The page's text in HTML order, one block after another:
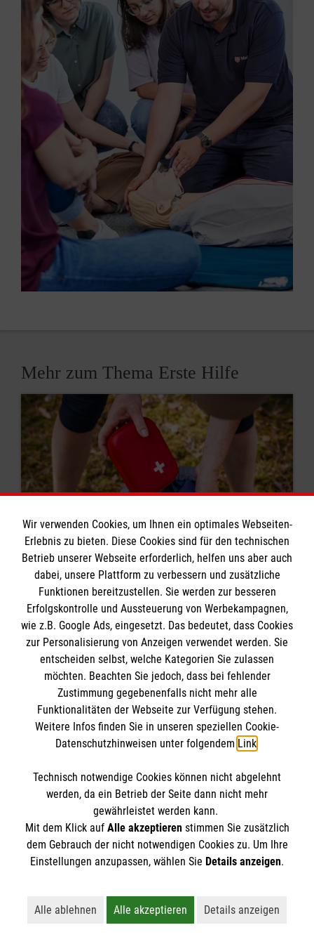
Mehr zum Thema Erste Hilfe
8 Erste-Hilfe-Mythen
Rund um das Thema Erste Hilfe kursieren viele
Mythen. Was stimmt? Was ist überholt? Wir
klären auf.
Erste Hilfe bei älteren Menschen
Wir verwenden Cookies, um Ihnen ein optimales Webseiten-
Erlebnis zu bieten. Diese Cookies sind für den technischen
Betrieb unserer Webseite erforderlich, helfen uns aber auch
dabei, unsere Plattform zu verbessern und zusätzliche
Funktionen bereitzustellen. Sie werden zur besseren
Erfolgskontrolle und Aussteuerung von Werbekampagnen,
wie z.B. Google Ads, eingesetzt. Das bedeutet, dass Cookies
zur Personalisierung von Anzeigen verwendet werden. Sie
entscheiden selbst, welche Kategorien Sie zulassen
möchten. Beachten Sie jedoch, dass bei fehlender
Zustimmung gegebenenfalls nicht mehr alle
Funktionalitäten der Webseite zur Verfügung stehen.
Weitere Infos finden Sie in unseren speziellen Cookie-
Datenschutzhinweisen unter folgendem Link.
Technisch notwendige Cookies können nicht abgelehnt
werden, da ein Betrieb der Seite dann nicht mehr
gewährleistet werden kann.
Mit dem Klick auf Alle akzeptierenstimmen Sie zusätzlich
dem Gebrauch der nicht notwendigen Cookies zu. Um Ihre
Einstellungen anzupassen, wählen Sie Details anzeigen.
Alle ablehnen
Lehnt alle nicht-essentiellen Cookies ab
Alle akzeptieren
Akzeptiert alle Cookies
Details anzeigen